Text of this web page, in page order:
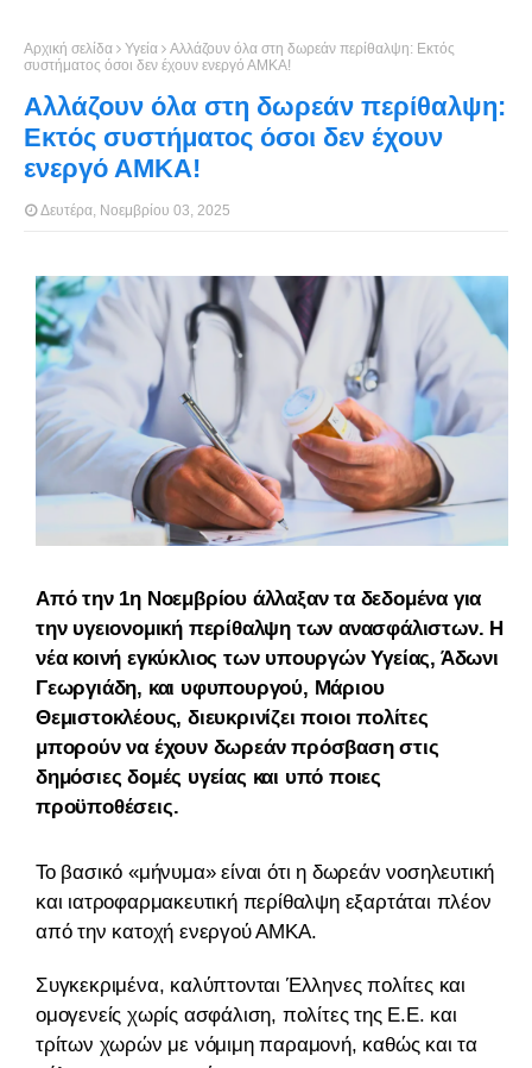
Αρχική σελίδα Υγεία
Αλλάζουν όλα στη δωρεάν περίθαλψη: Εκτός
συστήματος όσοι δεν έχουν ενεργό ΑΜΚΑ!
Αλλάζουν όλα στη δωρεάν περίθαλψη:
Εκτός συστήματος όσοι δεν έχουν
ενεργό ΑΜΚΑ!
Δευτέρα, Νοεμβρίου 03, 2025
Από την 1η Νοεμβρίου άλλαξαντα δεδομένα για
την υγειονομική περίθαλψη των ανασφάλιστων. Η
νέα κοινή εγκύκλιος των υπουργών Υγείας, Άδωνι
Γεωργιάδη, και υφυπουργού, Μάριου
Θεμιστοκλέους, διευκρινίζει ποιοι πολίτες
μπορούν να έχουν δωρεάν πρόσβαση στις
δημόσιες δομές υγείας και υπό ποιες
προϋποθέσεις.
Το βασικό «μήνυμα» είναι ότι η δωρεάν νοσηλευτική
και ιατροφαρμακευτική περίθαλψη εξαρτάται πλέον
από την κατοχή ενεργού ΑΜΚΑ.
Συγκεκριμένα, καλύπτονται Έλληνες πολίτες και
ομογενείς χωρίς ασφάλιση, πολίτες της Ε.Ε. και
τρίτων χωρών με νόμιμη παραμονή, καθώς και τα